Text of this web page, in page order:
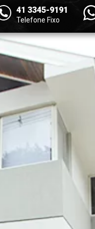
41 3345-9191
Telefone Fixo